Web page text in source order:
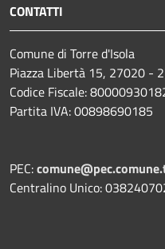
CONTATTI
Comune di Torre d'Isola
Piazza Libertà 15, 27020 -
Codice Fiscale:
Partita IVA: 00898690185
PEC:
Centralino Unico: